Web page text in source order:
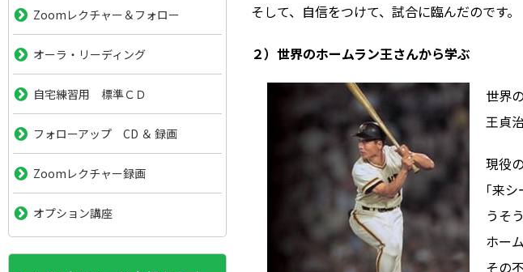
そして、自信をつけて、試合に臨んだのです。
２）世界のホームラン王さんから学ぶ
世界
王貞
現役
｢来
うそ
ホー
その
Zoomレクチャー＆フォロー
オーラ・リーディング
自宅練習用 標準ＣＤ
フォローアップ CD ＆ 録画
Zoomレクチャー録画
オプション講座